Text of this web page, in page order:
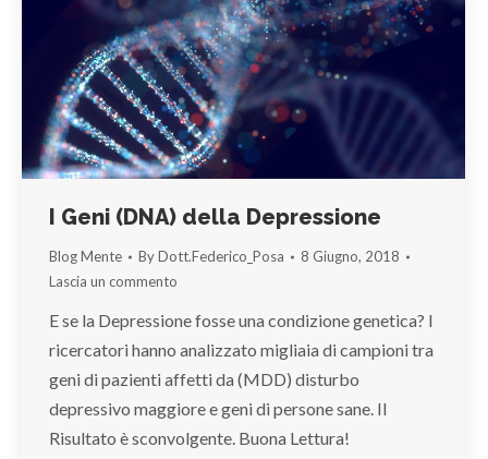
I Geni (DNA) della Depressione
Blog Mente ByDott.Federico_Posa
8 Giugno, 2018
Lascia un commento
E se la Depressione fosse una condizione genetica? I
ricercatori hanno analizzato migliaia di campioni tra
geni di pazienti affetti da (MDD) disturbo
depressivo maggiore e geni di persone sane. Il
Risultato è sconvolgente. Buona Lettura!